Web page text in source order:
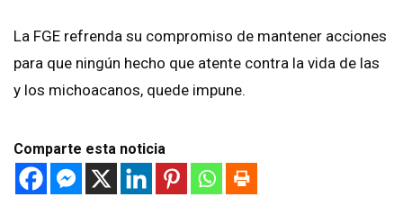
La FGE refrenda su compromiso de mantener acciones
para que ningún hecho que atente contra la vida de las
y los michoacanos, quede impune.
Comparte esta noticia